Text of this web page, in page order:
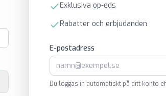
Exklusiva op-eds
Rabatter och erbjudanden
E-postadress
Du loggas in automatiskt på ditt konto